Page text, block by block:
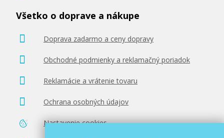
Všetko o doprave a nákupe
Doprava zadarmo a ceny dopravy
Obchodné podmienky a reklamačný poriadok
Reklamácie a vrátenie tovaru
Ochrana osobných údajov
Nastavenie cookies